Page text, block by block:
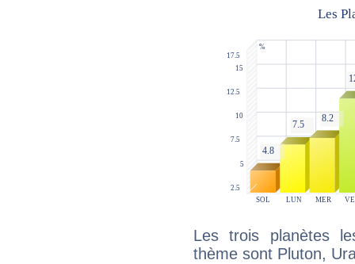
Les trois planètes
thème sont Pluton,